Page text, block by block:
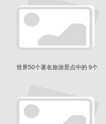
世界50个著名旅游景点中的 9个